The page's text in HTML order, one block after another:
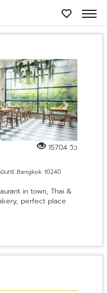
15704 วิว
นทร์ Bangkok 10240
in town, Thai &
perfect place